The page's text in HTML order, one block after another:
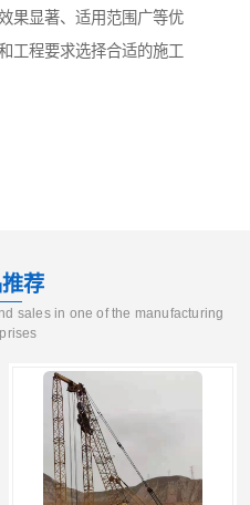
果显著、适用范围广等优
工程要求选择合适的施工
荐
sales in one of the manufacturing